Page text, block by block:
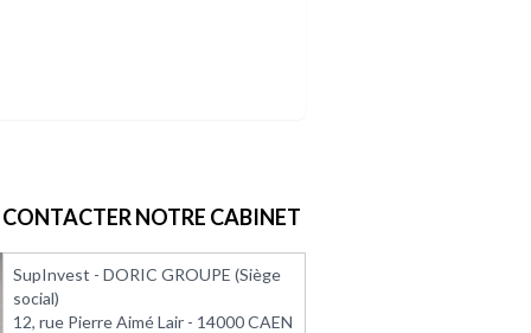
CONTACTER NOTRE CABINET
SupInvest - DORIC GROUPE (Siège
social)
12, rue Pierre Aimé Lair - 14000 CAEN